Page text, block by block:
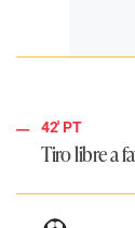
42' PT
Tiro libre a